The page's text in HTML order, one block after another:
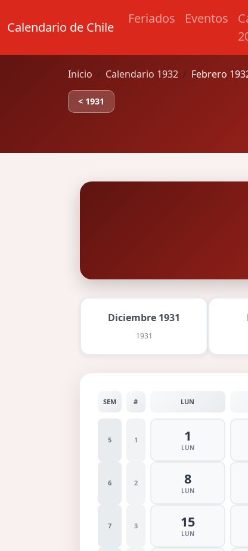
Calendario de Chile
Feriados Eventos
Inicio Calendario 1932 Febrero
< 1931
Diciembre 1931
1931
SEM # LUN
5 1 1
LUN
6 2 8
LUN
7 3 15
LUN